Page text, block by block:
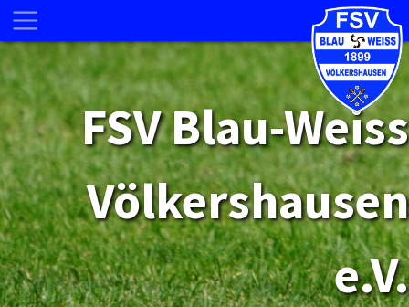
FSV Blau-Weiss
Völkershausen
e.V.